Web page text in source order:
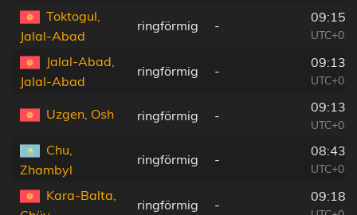
Toktogul,
Jalal-Abad
ringförmig -
Jalal-Abad,
Jalal-Abad
ringförmig -
Uzgen, Osh ringförmig -
Chu,
Zhambyl
ringförmig -
Kara-Balta,
ringförmig -